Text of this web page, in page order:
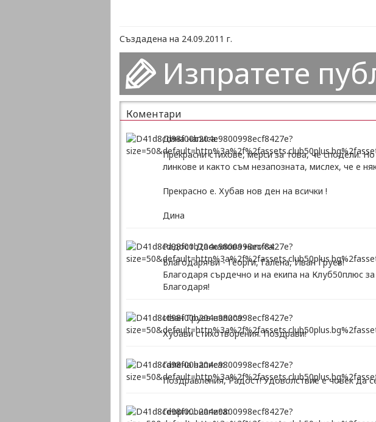
Създадена на 24.09.2011 г.
Изпратете
Коментари
Дина написа:
Прекрасни стихове, мерси за това, че сподели.
линкове и както съм незапозната, мислех, че е
Прекрасно е. Хубав нов ден на всички !
Дина
Радост Даскалова написа:
Благодаря ви - Георги, Галена, Иван Груев!
Благодаря сърдечно и на екипа на Клуб50плюс
Благодаря!
Иван Груев написа:
Хубави стихотворения. Поздрави!
Галена написа:
Поздравления, Радост! Удоволствие е човек да
Георги... написа: